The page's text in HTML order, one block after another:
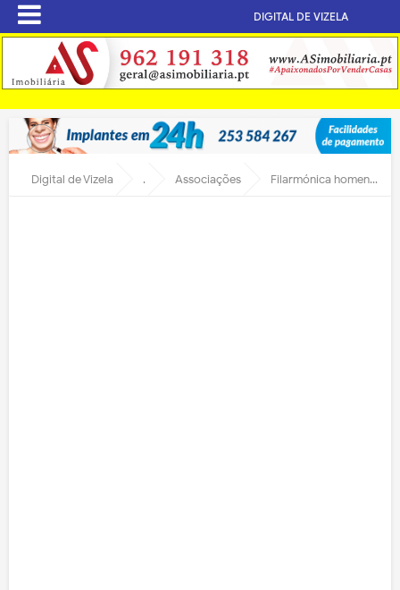
DIGITAL DE VIZELA
Digital de Vizela . Associações Filarmónica homenageia José Carlos e Guilherme Vieira